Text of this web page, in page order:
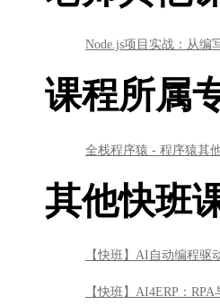
其他快班
【快班】AI自动编程驱
【快班】AI4ERP：RPA
【快班】《Oracle 23AI
【快班】大语言模型部
【快班】基于大语言模
【快班】Transformer从
【快班】怎样制作令人